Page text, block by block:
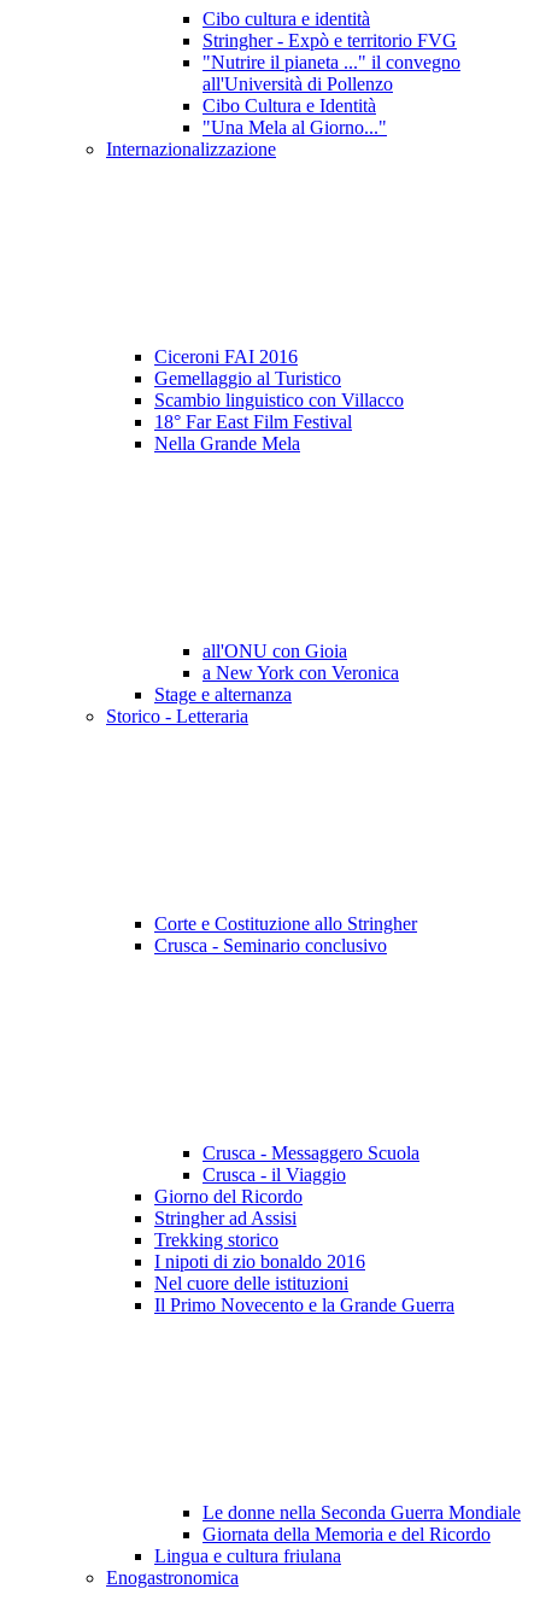
Cibo cultura e identità
Stringher - Expò e territorio FVG
"Nutrire il pianeta ..." il convegno
all'Università di Pollenzo
Cibo Cultura e Identità
"Una Mela al Giorno..."
Internazionalizzazione
Ciceroni FAI 2016
Gemellaggio al Turistico
Scambio linguistico con Villacco
18° Far East Film Festival
Nella Grande Mela
all'ONU con Gioia
a New York con Veronica
Stage e alternanza
Storico - Letteraria
Corte e Costituzione allo Stringher
Crusca - Seminario conclusivo
Crusca - Messaggero Scuola
Crusca - il Viaggio
Giorno del Ricordo
Stringher ad Assisi
Trekking storico
I nipoti di zio bonaldo 2016
Nel cuore delle istituzioni
Il Primo Novecento e la Grande Guerra
Le donne nella Seconda Guerra Mondiale
Giornata della Memoria e del Ricordo
Lingua e cultura friulana
Enogastronomica